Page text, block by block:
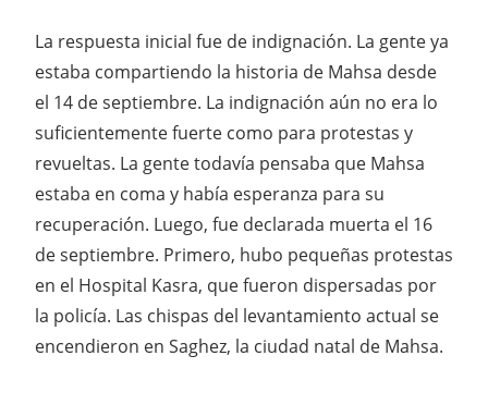
La respuesta inicial fue de indignación. La gente ya
estaba compartiendo la historia de Mahsa desde
el 14 de septiembre. La indignación aún no era lo
suficientemente fuerte como para protestas y
revueltas. La gente todavía pensaba que Mahsa
estaba en coma y había esperanza para su
recuperación. Luego, fue declarada muerta el 16
de septiembre. Primero, hubo pequeñas protestas
en el Hospital Kasra, que fueron dispersadas por
la policía. Las chispas del levantamiento actual se
encendieron en Saghez, la ciudad natal de Mahsa.